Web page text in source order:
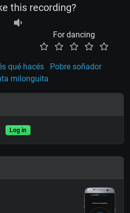
this recording?
For dancing
qué hacés
Pobre soñador
milonguita
Log in